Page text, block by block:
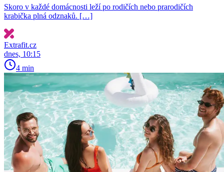
Skoro v každé domácnosti leží po rodičích nebo prarodičích
krabička plná odznaků. […]
Extrafit.cz
dnes, 10:15
4 min